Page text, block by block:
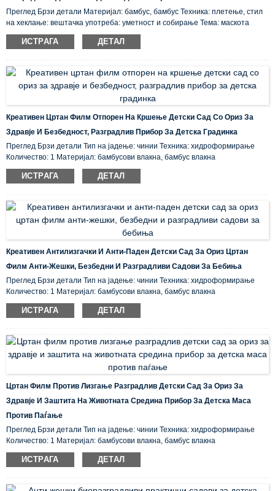
Преглед Брзи детали Материјал: бамбус, бамбус Техника: плетење, стил
на хеклање: вештачка употреба: уметност и собирање Тема: маскота
Регионална карактеристика: Кина Место на потекло: Фуџиан, Кина ...
ИСТРАГА ДЕТАЛ
Креативен Цртан Филм Отпорен На Кршење Детски Сад Со Ориз За
Здравје И Безбедност, Разградлив Прибор За Детска Градинка
Преглед Брзи детали Тип на јадење: чинии Техника: хидроформирање
Количество: 1 Материјал: бамбусови влакна, бамбус влакна
Сертификација: CE / EU, CIQ, EEC, FDA, LFGB, SGS Карактеристика: Еко-
пријателски, складирано место на потекло: ...
ИСТРАГА ДЕТАЛ
Креативен Антилизгачки И Анти-Паден Детски Сад За Ориз Цртан
Филм Анти-Жешки, Безбедни И Разградливи Садови За Бебиња
Преглед Брзи детали Тип на јадење: чинии Техника: хидроформирање
Количество: 1 Материјал: бамбусови влакна, бамбус влакна
Сертификација: CE / EU, CIQ, EEC, FDA, LFGB, SGS Карактеристика: Еко-
пријателски, складирано место на потекло: ...
ИСТРАГА ДЕТАЛ
Цртан Филм Против Лизгање Разградлив Детски Сад За Ориз За
Здравје И Заштита На Животната Средина Прибор За Детска Маса
Против Паѓање
Преглед Брзи детали Тип на јадење: чинии Техника: хидроформирање
Количество: 1 Материјал: бамбусови влакна, бамбус влакна
Сертификација: CE / EU, CIQ, EEC, FDA, LFGB, SGS Карактеристика: Еко-
пријателски, складирано место на потекло: ...
ИСТРАГА ДЕТАЛ